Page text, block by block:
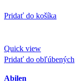
Pridať do košíka
Quick view
Pridať do obľúbených
Abilen